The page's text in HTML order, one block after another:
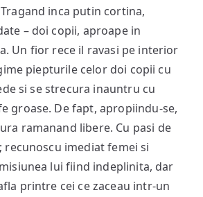
inca putin cortina,
– doi copii, aproape in
Un fior rece il ravasi pe interior
piepturile celor doi copii cu
si se strecura inauntru cu
groase. De fapt, apropiindu-se,
ramanand libere. Cu pasi de
imediat femei si
lui fiind indeplinita, dar
printre cei ce zaceau intr-un